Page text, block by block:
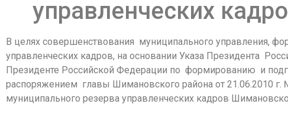
управленческих
В целях совершенствования муниципального управления,
управленческих кадров, на основании Указа Президента
Президенте Российской Федерации по формированию и
распоряжением главы Шимановского района от 21.06.2010
муниципального резерва управленческих кадров